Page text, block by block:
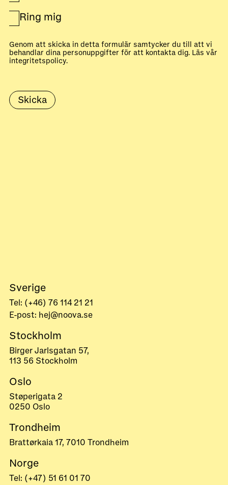
Ring mig
Genom att skicka in detta formulär samtycker du till att vi
behandlar dina personuppgifter för att kontakta dig. Läs vår
integritetspolicy.
Sverige
Tel: (+46) 76 114 21 21
E-post: hej@noova.se
Stockholm
Birger Jarlsgatan 57,
113 56 Stockholm
Oslo
Støperigata 2
0250 Oslo
Trondheim
Brattørkaia 17, 7010 Trondheim
Norge
Tel: (+47) 51 61 01 70